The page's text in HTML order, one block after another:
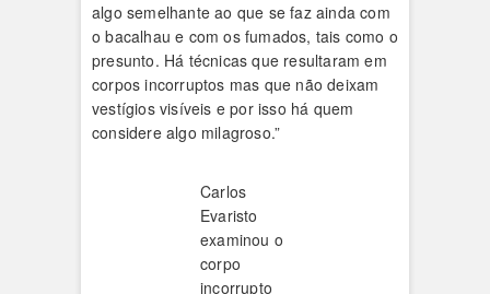
algo semelhante ao que se faz ainda com
o bacalhau e com os fumados, tais como o
presunto. Há técnicas que resultaram em
corpos incorruptos mas que não deixam
vestígios visíveis e por isso há quem
considere algo milagroso.”
Carlos
Evaristo
examinou o
corpo
incorrupto